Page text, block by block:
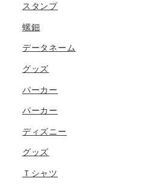
スタンプ
螺鈿
データネーム
グッズ
パーカー
パーカー
ディズニー
グッズ
Ｔシャツ